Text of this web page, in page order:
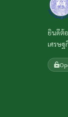
ยินดีต้
เศรษฐ